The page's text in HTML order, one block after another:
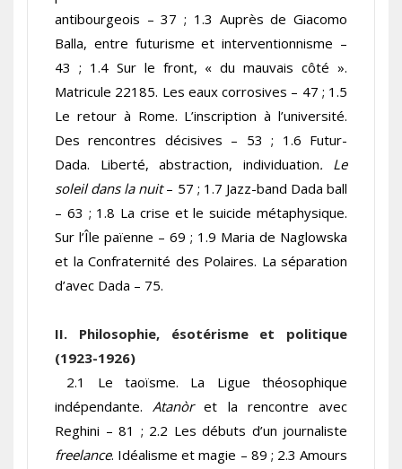
antibourgeois – 37 ; 1.3 Auprès de Giacomo
Balla, entre futurisme et interventionnisme –
43 ; 1.4 Sur le front, « du mauvais côté ».
Matricule 22185. Les eaux corrosives – 47 ; 1.5
Le retour à Rome. L’inscription à l’université.
Des rencontres décisives – 53 ; 1.6 Futur-
Dada. Liberté, abstraction, individuation. Le
soleil dans la nuit– 57 ; 1.7 Jazz-band Dada ball
– 63 ; 1.8 La crise et le suicide métaphysique.
Sur l’Île païenne – 69 ; 1.9 Maria de Naglowska
et la Confraternité des Polaires. La séparation
d’avec Dada – 75.
II. Philosophie, ésotérisme et politique
(1923-1926)
2.1 Le taoïsme. La Ligue théosophique
indépendante.Atanòret la rencontre avec
Reghini – 81 ; 2.2 Les débuts d’un journaliste
freelance. Idéalisme et magie – 89 ; 2.3 Amours